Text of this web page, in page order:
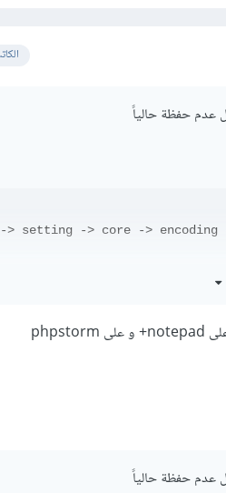
عدم حفظة حالياً
setting -> core -> encoding -
عدم حفظة حالياً